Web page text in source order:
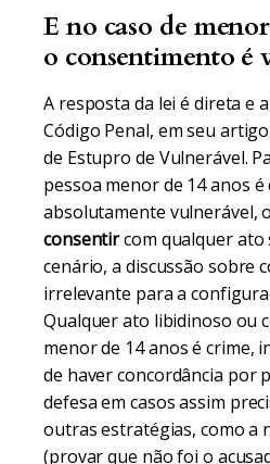
E no caso de
o consentimento é
A resposta da lei é direta e
Código Penal, em seu
de Estupro de Vulnerável.
pessoa menor de 14 anos é
absolutamente vulnerável,
consentircom qualquer ato
cenário, a discussão sobre
irrelevante para a
Qualquer ato libidinoso ou
menor de 14 anos é crime,
de haver concordância por
defesa em casos assim
outras estratégias, como a
(provar que não foi o